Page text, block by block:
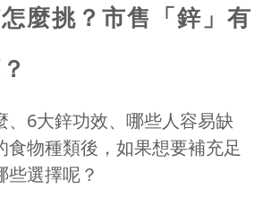
麼挑？市售「鋅」有
、6大鋅功效、哪些人容易缺
食物種類後，如果想要補充足
些選擇呢？